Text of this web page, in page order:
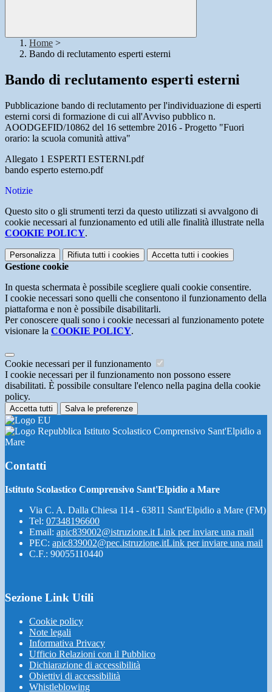
Home >
Bando di reclutamento esperti esterni
Bando di reclutamento esperti esterni
Pubblicazione bando di reclutamento per l'individuazione di esperti
esterni corsi di formazione di cui all'Avviso pubblico n.
AOODGEFID/10862 del 16 settembre 2016 - Progetto "Fuori
orario: la scuola comunità attiva"
Allegato 1 ESPERTI ESTERNI.pdf
bando esperto esterno.pdf
Notizie
Questo sito o gli strumenti terzi da questo utilizzati si avvalgono di
cookie necessari al funzionamento ed utili alle finalità illustrate nella
COOKIE POLICY.
Personalizza Rifiuta tutti i cookies Accetta tutti i cookies
Gestione cookie
In questa schermata è possibile scegliere quali cookie consentire.
I cookie necessari sono quelli che consentono il funzionamento della
piattaforma e non è possibile disabilitarli.
Per conoscere quali sono i cookie necessari al funzionamento potete
visionare la COOKIE POLICY.
Cookie necessari per il funzionamento
I cookie necessari per il funzionamento non possono essere
disabilitati. È possibile consultare l'elenco nella pagina della cookie
policy.
Accetta tutti Salva le preferenze
Istituto Scolastico Comprensivo Sant'Elpidio a
Mare
Contatti
Istituto Scolastico Comprensivo Sant'Elpidio a Mare
Via C. A. Dalla Chiesa 114 - 63811 Sant'Elpidio a Mare (FM)
Tel: 07348196600
Email: apic839002@istruzione.it Link per inviare una mail
PEC: apic839002@pec.istruzione.itLink per inviare una mail
C.F.: 90055110440
Sezione Link Utili
Cookie policy
Note legali
Informativa Privacy
Ufficio Relazioni con il Pubblico
Dichiarazione di accessibilità
Obiettivi di accessibilità
Whistleblowing